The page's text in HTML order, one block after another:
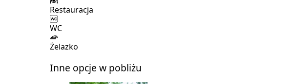
Restauracja
WC
Żelazko
Inne opcje w pobliżu